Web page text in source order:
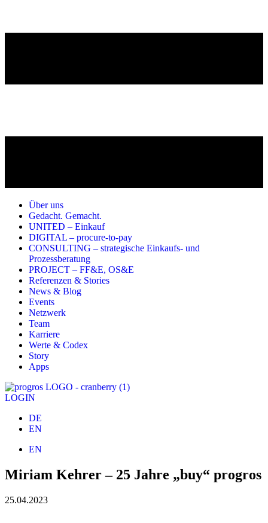
Über uns
Gedacht. Gemacht.
UNITED – Einkauf
DIGITAL – procure-to-pay
CONSULTING – strategische Einkaufs- und
Prozessberatung
PROJECT – FF&E, OS&E
Referenzen & Stories
News & Blog
Events
Netzwerk
Team
Karriere
Werte & Codex
Story
Apps
LOGIN
DE
EN
EN
Miriam Kehrer – 25 Jahre „buy“ progros
25.04.2023